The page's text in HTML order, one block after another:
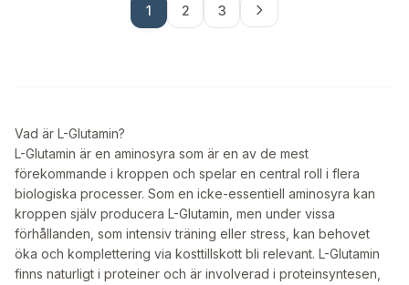
1 2 3
Vad är L-Glutamin?
L-Glutamin är en aminosyra som är en av de mest
förekommande i kroppen och spelar en central roll i flera
biologiska processer. Som en icke-essentiell aminosyra kan
kroppen själv producera L-Glutamin, men under vissa
förhållanden, som intensiv träning eller stress, kan behovet
öka och komplettering via kosttillskott bli relevant. L-Glutamin
finns naturligt i proteiner och är involverad i proteinsyntesen,